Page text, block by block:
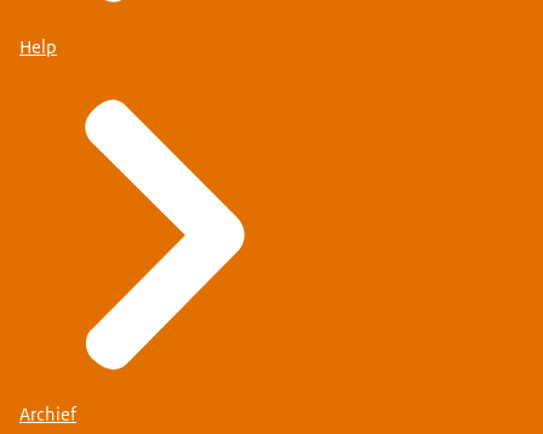
Help
Archief